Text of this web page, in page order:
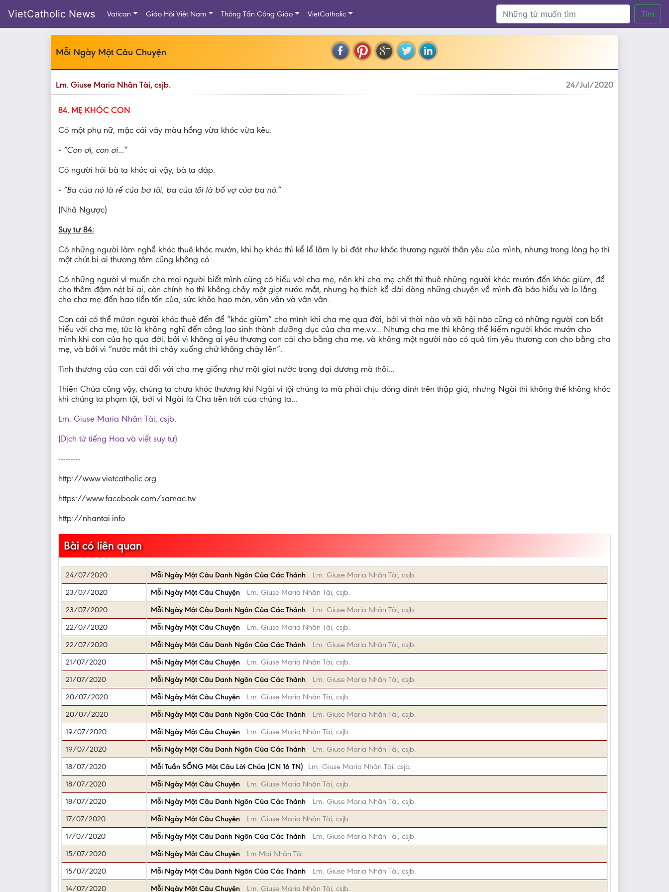
VietCatholic News Vatican Giáo Hội Việt Nam Thông Tấn Công Giáo VietCatholic Tìm
Mỗi Ngày Một Câu Chuyện
Lm. Giuse Maria Nhân Tài, csjb. 24/Jul/2020
84. MẸ KHÓC CON
Có một phụ nữ, mặc cái váy màu hồng vừa khóc vừa kêu:
- “Con ơi, con ơi...”
Có người hỏi bà ta khóc ai vậy, bà ta đáp:
- “Ba của nó là rể của ba tôi, ba của tôi là bố vợ của ba nó.”
(Nhã Ngược)
Suy tư 84:
Có những người làm nghề khóc thuê khóc mướn, khi họ khóc thì kể lể lâm ly bi đát như khóc thương người thân yêu của mình, nhưng trong lòng họ thì
một chút bi ai thương tâm cũng không có.
Có những người vì muốn cho mọi người biết mình cũng có hiếu với cha mẹ, nên khi cha mẹ chết thì thuê những người khóc mướn đến khóc giùm, để
cho thêm đậm nét bi ai, còn chính họ thì không chảy một giọt nước mắt, nhưng họ thích kể dài dòng những chuyện về mình đã báo hiếu và lo lắng
cho cha mẹ đến hao tiền tốn của, sức khỏe hao mòn, vân vân và vân vân.
Con cái có thể mứơn người khóc thuê đến để “khóc giùm” cho mình khi cha mẹ qua đời, bởi vì thời nào và xã hội nào cũng có những người con bất
hiếu với cha mẹ, tức là không nghĩ đến công lao sinh thành dưỡng dục của cha mẹ.v.v... Nhưng cha mẹ thì không thể kiếm người khóc mướn cho
mình khi con của họ qua đời, bởi vì không ai yêu thương con cái cho bằng cha mẹ, và không một người nào có quả tim yêu thương con cho bằng cha
mẹ, và bởi vì “nước mắt thì chảy xuống chứ không chảy lên”.
Tình thương của con cái đối với cha mẹ giống như một giọt nước trong đại dương mà thôi...
Thiên Chúa cũng vậy, chúng ta chưa khóc thương khi Ngài vì tội chúng ta mà phải chịu đóng đinh trên thập giá, nhưng Ngài thì không thể không khóc
khi chúng ta phạm tội, bởi vì Ngài là Cha trên trời của chúng ta...
Lm. Giuse Maria Nhân Tài, csjb.
(Dịch từ tiếng Hoa và viết suy tư)
---------
http://www.vietcatholic.org
https://www.facebook.com/samac.tw
http://nhantai.info
Bài có liên quan
24/07/2020 Mỗi Ngày Một Câu Danh Ngôn Của Các Thánh
Lm. Giuse Maria Nhân Tài, csjb.
23/07/2020
Mỗi Ngày Một Câu Chuyện
Lm. Giuse Maria Nhân Tài, csjb.
23/07/2020
Mỗi Ngày Một Câu Danh Ngôn Của Các Thánh
Lm. Giuse Maria Nhân Tài, csjb.
22/07/2020
Mỗi Ngày Một Câu Chuyện
Lm. Giuse Maria Nhân Tài, csjb.
22/07/2020
Mỗi Ngày Một Câu Danh Ngôn Của Các Thánh
Lm. Giuse Maria Nhân Tài, csjb.
21/07/2020
Mỗi Ngày Một Câu Chuyện
Lm. Giuse Maria Nhân Tài, csjb.
21/07/2020
Mỗi Ngày Một Câu Danh Ngôn Của Các Thánh
Lm. Giuse Maria Nhân Tài, csjb.
20/07/2020
Mỗi Ngày Một Câu Chuyện
Lm. Giuse Maria Nhân Tài, csjb.
20/07/2020
Mỗi Ngày Một Câu Danh Ngôn Của Các Thánh
Lm. Giuse Maria Nhân Tài, csjb.
19/07/2020
Mỗi Ngày Một Câu Chuyện
Lm. Giuse Maria Nhân Tài, csjb.
19/07/2020
Mỗi Ngày Một Câu Danh Ngôn Của Các Thánh
Lm. Giuse Maria Nhân Tài, csjb.
18/07/2020
Mỗi Tuần SỐNG Một Câu Lời Chúa (CN 16 TN)
Lm. Giuse Maria Nhân Tài, csjb.
18/07/2020
Mỗi Ngày Một Câu Chuyện
Lm. Giuse Maria Nhân Tài, csjb.
18/07/2020
Mỗi Ngày Một Câu Danh Ngôn Của Các Thánh
Lm. Giuse Maria Nhân Tài, csjb.
17/07/2020
Mỗi Ngày Một Câu Chuyện
Lm. Giuse Maria Nhân Tài, csjb.
17/07/2020
Mỗi Ngày Một Câu Danh Ngôn Của Các Thánh
Lm. Giuse Maria Nhân Tài, csjb.
15/07/2020
Mỗi Ngày Một Câu Chuyện
Lm Mai Nhân Tài
15/07/2020
Mỗi Ngày Một Câu Danh Ngôn Của Các Thánh
Lm. Giuse Maria Nhân Tài, csjb.
14/07/2020
Mỗi Ngày Một Câu Chuyện Lm. Giuse Maria Nhân Tài, csjb.